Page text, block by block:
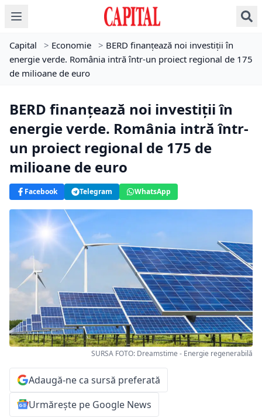
Capital > Economie > BERD finanțează noi investiții în
energie verde. România intră într-un proiect regional de 175
de milioane de euro
BERD finanțează noi investiții în
energie verde. România intră într-
un proiect regional de 175 de
milioane de euro
Facebook Telegram WhatsApp
SURSA FOTO: Dreamstime - Energie regenerabilă
Adaugă-ne ca sursă preferată
Urmărește pe Google News